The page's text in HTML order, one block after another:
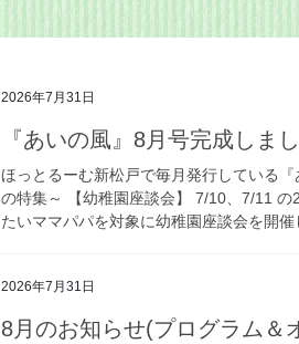
2026年7月31日
『あいの風』8月号完成しまし
ほっとるーむ新松戸で毎月発行している
の特集～ 【幼稚園座談会】 7/10、7/11
たいママパパを対象に幼稚園座談会を開
2026年7月31日
8月のお知らせ(プログラム＆